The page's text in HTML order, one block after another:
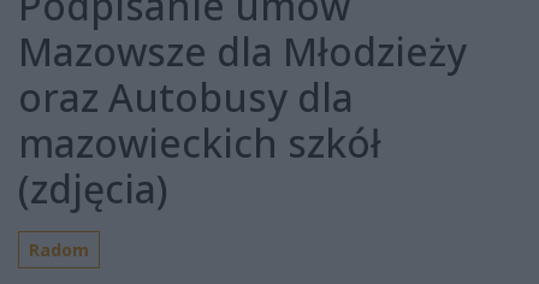
Mazowsze dla Młodzieży
oraz Autobusy dla
mazowieckich szkół
(zdjęcia)
Radom